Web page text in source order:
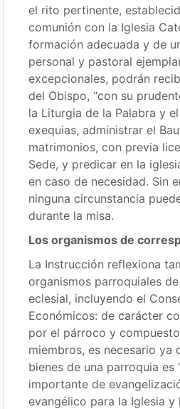
el rito pertinente,
comunión con la Iglesia
formación adecuada y de
personal y pastoral
excepcionales, podrán
del Obispo, “con su
la Liturgia de la Palabra y
exequias, administrar el
matrimonios, con previa
Sede, y predicar en la
en caso de necesidad. Sin
ninguna circunstancia
durante la misa.
Los organismos de
La Instrucción reflexiona
organismos parroquiales
eclesial, incluyendo el
Económicos: de carácter
por el párroco y
miembros, es necesario ya
bienes de una parroquia es
importante de
evangélico para la Iglesia y